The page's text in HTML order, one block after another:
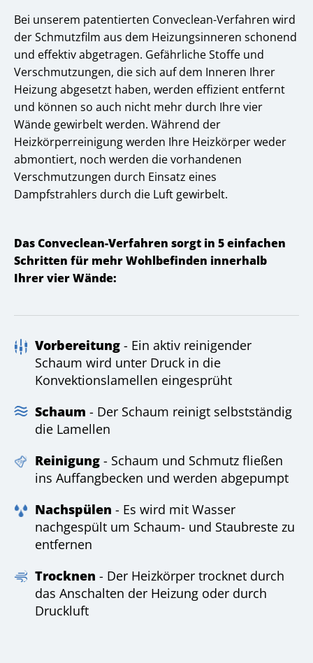
Bei unserem patentierten Conveclean-Verfahren wird
der Schmutzfilm aus dem Heizungsinneren schonend
und effektiv abgetragen. Gefährliche Stoffe und
Verschmutzungen, die sich auf dem Inneren Ihrer
Heizung abgesetzt haben, werden effizient entfernt
und können so auch nicht mehr durch Ihre vier
Wände gewirbelt werden. Während der
Heizkörperreinigung werden Ihre Heizkörper weder
abmontiert, noch werden die vorhandenen
Verschmutzungen durch Einsatz eines
Dampfstrahlers durch die Luft gewirbelt.
Das Conveclean-Verfahren sorgt in 5 einfachen
Schritten für mehr Wohlbefinden innerhalb
Ihrer vier Wände:
Vorbereitung - Ein aktiv reinigender
Schaum wird unter Druck in die
Konvektionslamellen eingesprüht
Schaum - Der Schaum reinigt selbstständig
die Lamellen
Reinigung - Schaum und Schmutz fließen
ins Auffangbecken und werden abgepumpt
Nachspülen - Es wird mit Wasser
nachgespült um Schaum- und Staubreste zu
entfernen
Trocknen - Der Heizkörper trocknet durch
das Anschalten der Heizung oder durch
Druckluft